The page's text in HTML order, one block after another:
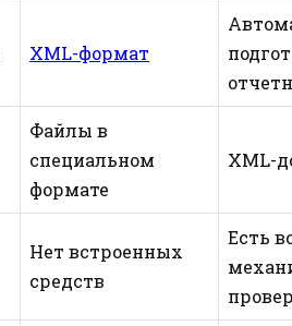
XML-формат
Файлы в
специальном
формате
XML-
Нет встроенных
средств
Есть